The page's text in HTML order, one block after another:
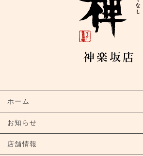
ホーム
お知らせ
店舗情報